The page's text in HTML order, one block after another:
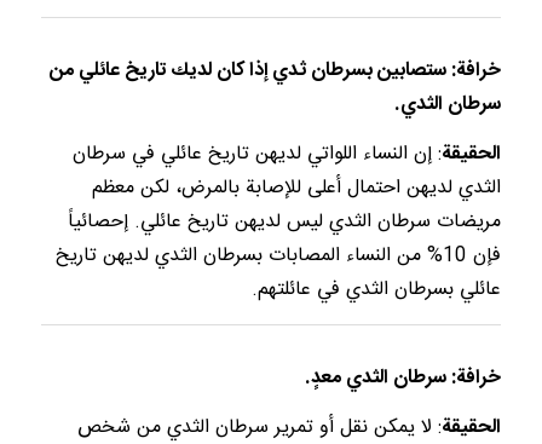
خرافة: ستصابين بسرطان ثدي إذا كان لديك تاريخ عائلي من
سرطان الثدي.
الحقيقة: إن النساء اللواتي لديهن تاريخ عائلي في سرطان
الثدي لديهن احتمال أعلى للإصابة بالمرض، لكن معظم
مريضات سرطان الثدي ليس لديهن تاريخ عائلي. إحصائياً
فإن 10% من النساء المصابات بسرطان الثدي لديهن تاريخ
عائلي بسرطان الثدي في عائلتهم.
خرافة: سرطان الثدي معدٍ.
الحقيقة: لا يمكن نقل أو تمرير سرطان الثدي من شخص